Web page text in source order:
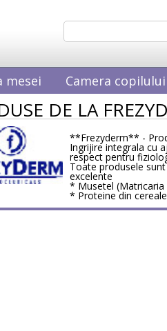
mesei Camera copilului
DE LA
**Frezyderm** -
Ingrijire integrala cu
respect pentru
Toate produsele
excelente
* Musetel (Matricaria
* Proteine din